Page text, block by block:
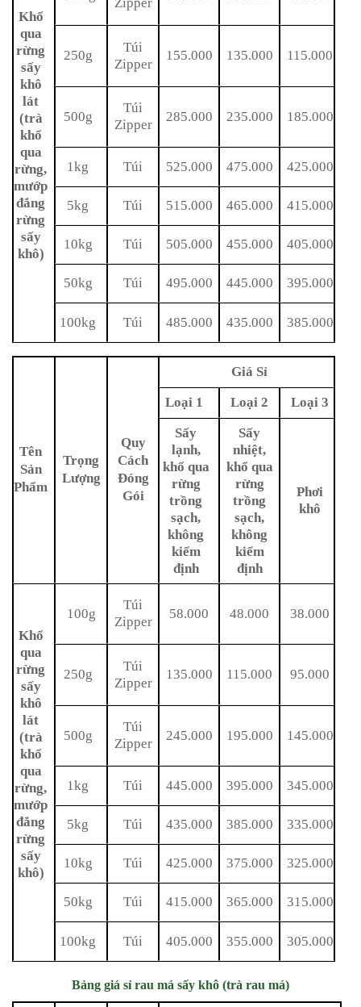
Khổ
qua
rừng
sấy
khô
lát
(trà
khổ
qua
rừng,
mướp
đắng
rừng
sấy
khô)
250g
Túi
Zipper
155.000 135.000 115.000
500g
Túi
Zipper
285.000 235.000 185.000
1kg Túi 525.000 475.000 425.000
5kg Túi 515.000 465.000 415.000
10kg Túi 505.000 455.000 405.000
50kg Túi 495.000 445.000 395.000
100kg Túi 485.000 435.000 385.000
Tên
Sản
Phẩm
Trọng
Lượng
Quy
Cách
Đóng
Gói
Giá Sỉ
Loại 1
Loại 2
Loại 3
Sấy
lạnh,
khổ qua
rừng
trồng
sạch,
không
kiểm
định
Sấy
nhiệt,
khổ qua
rừng
trồng
sạch,
không
kiểm
định
Phơi
khô
Khổ
qua
rừng
sấy
khô
lát
(trà
khổ
qua
rừng,
mướp
đắng
rừng
sấy
khô)
100g
Túi
Zipper
58.000 48.000 38.000
250g
Túi
Zipper
135.000 115.000 95.000
500g
Túi
Zipper
245.000 195.000 145.000
1kg Túi 445.000 395.000 345.000
5kg Túi 435.000 385.000 335.000
10kg Túi 425.000 375.000 325.000
50kg Túi 415.000 365.000 315.000
100kg Túi 405.000 355.000 305.000
Bảng giá sỉ rau má sấy khô (trà rau má)